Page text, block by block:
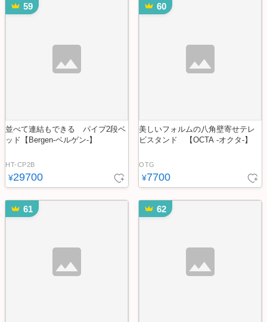
59
並べて連結もできる パイプ2段ベ
ッド【Bergen-ベルゲン-】
HT-CP2B
¥29700
60
美しいフォルムの八角壁寄せテレ
ビスタンド 【OCTA -オクタ-】
OTG
¥7700
61 62